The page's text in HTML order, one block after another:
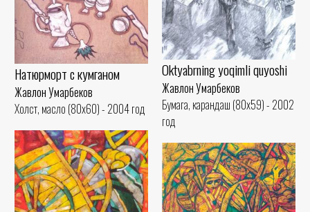
Натюрморт с кумганом
Жавлон Умарбеков
Холст, масло (80x60) - 2004 год
Oktyabrning yoqimli quyoshi
Жавлон Умарбеков
Бумага, карандаш (80x59) - 2002
год